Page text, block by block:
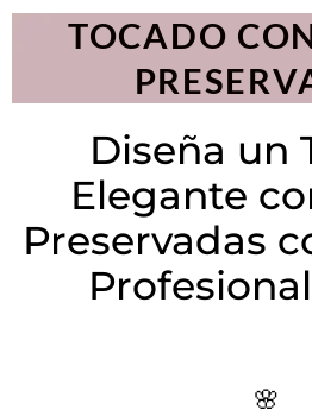
TOCADO
Diseña un
Elegante
Preservadas
🌸